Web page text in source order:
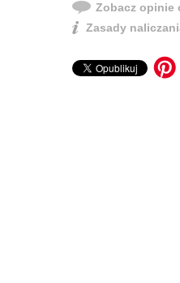
Zobacz opinie
Zasady